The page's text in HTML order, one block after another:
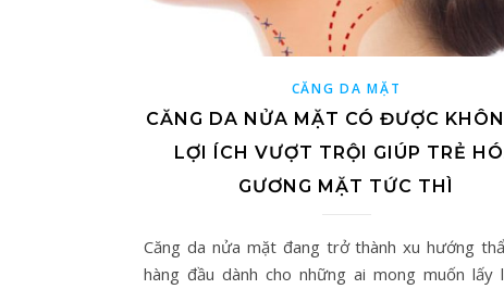
CĂNG DA MẶT
CĂNG DA NỬA MẶT CÓ ĐƯỢC
LỢI ÍCH VƯỢT TRỘI GIÚP TRẺ
GƯƠNG MẶT TỨC THÌ
Căng da nửa mặt đang trở thành xu hướng
hàng đầu dành cho những ai mong muốn lấy